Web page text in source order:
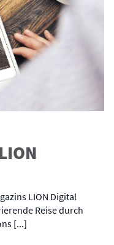
LION Digital
Reise durch
[...]